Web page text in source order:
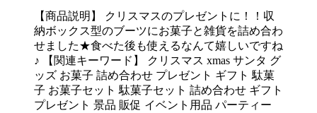
【商品説明】 クリスマスのプレゼントに！！収
納ボックス型のブーツにお菓子と雑貨を詰め合わ
せました★食べた後も使えるなんて嬉しいですね
♪ 【関連キーワード】 クリスマス xmas サンタ グ
ッズ お菓子 詰め合わせ プレゼント ギフト 駄菓
子 お菓子セット 駄菓子セット 詰め合わせ ギフト
プレゼント 景品 販促 イベント用品 パーティー